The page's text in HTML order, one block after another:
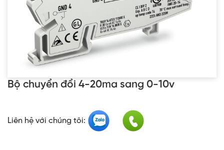
Bộ chuyển đổi 4-20ma sang 0-10v
Liên hệ với chúng tôi: